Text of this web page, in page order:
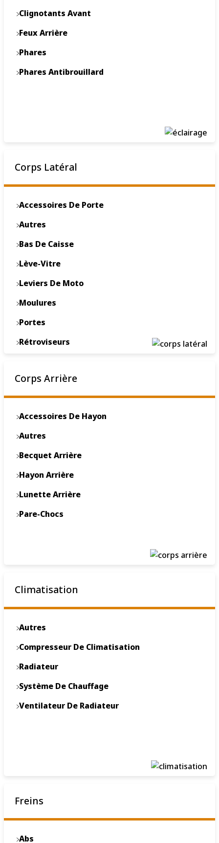
Clignotants Avant
Feux Arrière
Phares
Phares Antibrouillard
Corps Latéral
Accessoires De Porte
Autres
Bas De Caisse
Lève-Vitre
Leviers De Moto
Moulures
Portes
Rétroviseurs
Vitres De Porte
Corps Arrière
Accessoires De Hayon
Autres
Becquet Arrière
Hayon Arrière
Lunette Arrière
Pare-Chocs
Climatisation
Autres
Compresseur De Climatisation
Radiateur
Système De Chauffage
Ventilateur De Radiateur
Freins
Abs